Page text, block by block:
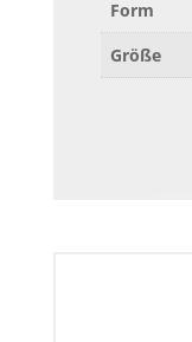
Form
Größe